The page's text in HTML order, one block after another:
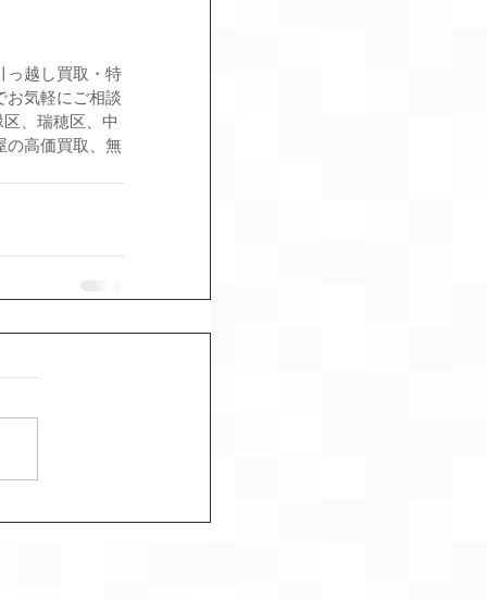
っ越し買取・特
お気軽にご相談
、瑞穂区、中
の高価買取、無